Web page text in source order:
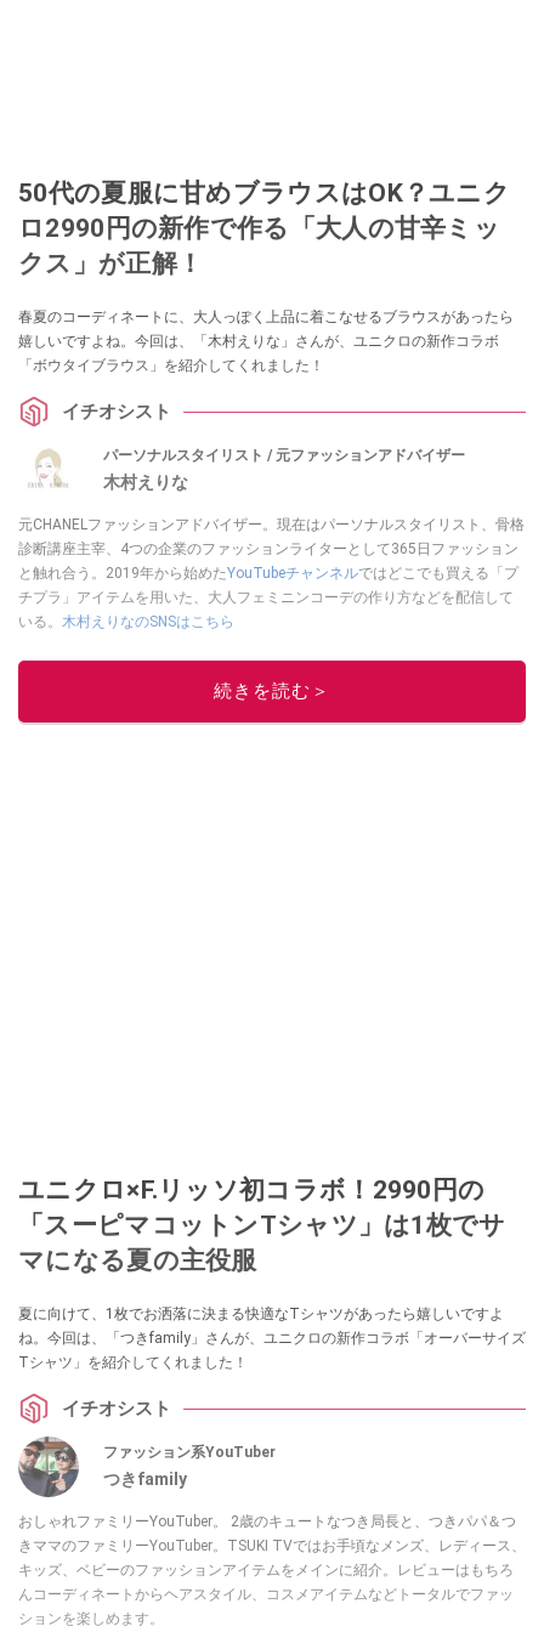
50代の夏服に甘めブラウスはOK？ユニク
ロ2990円の新作で作る「大人の甘辛ミッ
クス」が正解！
春夏のコーディネートに、大人っぽく上品に着こなせるブラウスがあったら
嬉しいですよね。今回は、「木村えりな」さんが、ユニクロの新作コラボ
「ボウタイブラウス」を紹介してくれました！
イチオシスト
パーソナルスタイリスト / 元ファッションアドバイザー
木村えりな
元CHANELファッションアドバイザー。現在はパーソナルスタイリスト、骨格
診断講座主宰、4つの企業のファッションライターとして365日ファッション
と触れ合う。2019年から始めたYouTubeチャンネルではどこでも買える「プ
チプラ」アイテムを用いた、大人フェミニンコーデの作り方などを配信して
いる。 木村えりなのSNSはこちら
このイチオシストの他の記事を読む
続きを読む＞
ユニクロ×F.リッソ初コラボ！2990円の
「スーピマコットンTシャツ」は1枚でサ
マになる夏の主役服
夏に向けて、1枚でお洒落に決まる快適なTシャツがあったら嬉しいですよ
ね。今回は、「つきfamily」さんが、ユニクロの新作コラボ「オーバーサイズ
Tシャツ」を紹介してくれました！
イチオシスト
ファッション系YouTuber
つきfamily
おしゃれファミリーYouTuber。 2歳のキュートなつき局長と、つきパパ＆つ
きママのファミリーYouTuber。TSUKI TVではお手頃なメンズ、レディース、
キッズ、ベビーのファッションアイテムをメインに紹介。レビューはもちろ
んコーディネートからヘアスタイル、コスメアイテムなどトータルでファッ
ションを楽しめます。